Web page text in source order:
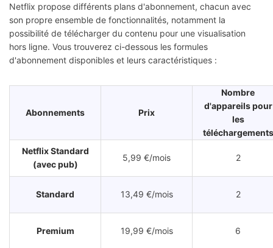
Netflix propose différents plans d'abonnement, chacun avec
son propre ensemble de fonctionnalités, notamment la
possibilité de télécharger du contenu pour une visualisation
hors ligne. Vous trouverez ci-dessous les formules
d'abonnement disponibles et leurs caractéristiques :
Abonnements Prix
Nombre
d'appareils pour
les
téléchargements
Netflix Standard
(avec pub)
5,99 €/mois 2
Standard 13,49 €/mois 2
Premium 19,99 €/mois 6